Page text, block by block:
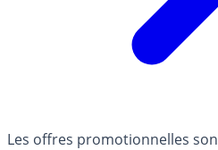
Les offres promotionnelles